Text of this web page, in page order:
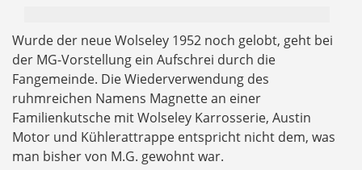
Wurde der neue Wolseley 1952 noch gelobt, geht bei
der MG-Vorstellung ein Aufschrei durch die
Fangemeinde. Die Wiederverwendung des
ruhmreichen Namens Magnette an einer
Familienkutsche mit Wolseley Karrosserie, Austin
Motor und Kühlerattrappe entspricht nicht dem, was
man bisher von M.G. gewohnt war.